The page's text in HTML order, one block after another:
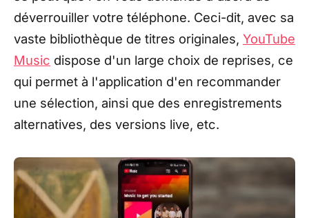
déverrouiller votre téléphone. Ceci-dit, avec sa
vaste bibliothèque de titres originales, YouTube
Music dispose d'un large choix de reprises, ce
qui permet à l'application d'en recommander
une sélection, ainsi que des enregistrements
alternatives, des versions live, etc.